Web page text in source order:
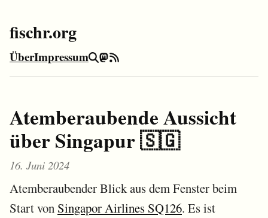
fischr.org
ÜberImpressumSuche
Mastodon
RSS-Feed
Atemberaubende Aussicht
über Singapur 🇸🇬
16. Juni 2024
Atemberaubender Blick aus dem Fenster beim
Start von Singapor Airlines SQ126. Es ist